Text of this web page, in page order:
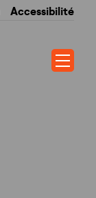
Accessibilité